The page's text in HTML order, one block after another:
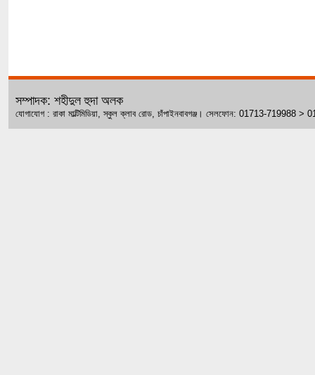
সম্পাদক: শহীদুল হুদা অলক
যোগাযোগ : রাকা মাল্টিমিডিয়া, স্কুল ক্লাব রোড, চাঁপাইনবাবগঞ্জ। সেলফোন: 01713-